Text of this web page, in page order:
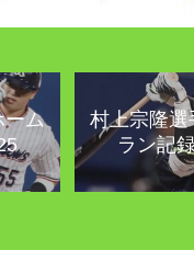
ーム
村上宗隆選
ラン記